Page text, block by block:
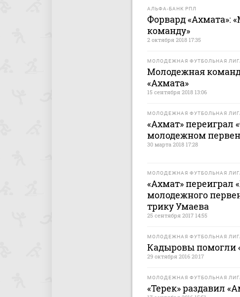
АЛЬФА-БАНК РПЛ
Форвард «Ахмата»:
команду»
2 октября 2018 17:35
МОЛОДЕЖНАЯ ФУТБОЛЬНАЯ
Молодежная
«Ахмата»
15 сентября 2018 13:06
МОЛОДЕЖНАЯ ФУТБОЛЬНАЯ
«Ахмат» переиграл
молодежном
30 марта 2018 17:28
МОЛОДЕЖНАЯ ФУТБОЛЬНАЯ
«Ахмат» переиграл
молодежного
трику Умаева
25 сентября 2017 14:55
МОЛОДЕЖНАЯ ФУТБОЛЬНАЯ
Кадыровы помогли
29 октября 2016 20:17
МОЛОДЕЖНАЯ ФУТБОЛЬНАЯ
«Терек» раздавил